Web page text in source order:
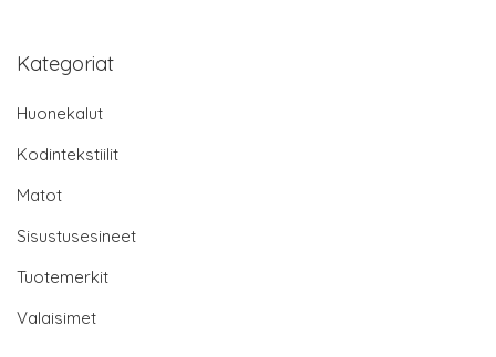
Kategoriat
Huonekalut
Kodintekstiilit
Matot
Sisustusesineet
Tuotemerkit
Valaisimet